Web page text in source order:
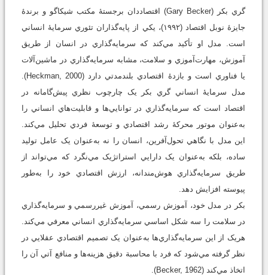
گري ‌بکر (Gary Becker) اقتصاددان برجستۀ مکتب شيکاگو و برندۀ
جايزۀ نوبل اقتصاد (۱۹۹۲)، يکي از پايه‌گذاران تئوري سرمايۀ انساني
است. مدل او تأکيد مي‌کند که سرمايه‌گذاري در انسان از طريق
آموزش، مهارت‌آموزي و سلامت، مشابه سرمايه‌گذاري در ماشين‌آلات
يا فناوري است و بازدۀ اقتصادي بلندمدتي دارد (Heckman, 2000).
مدل سرمايۀ انساني گري ‌بکر يک چارچوب نظري پيش‌گامانه در
اقتصاد است که سرمايه‌گذاري در توانايي‌ها و قابليت‌هاي انساني را
به‌عنوان موتور محرکۀ رشد اقتصادي و توسعۀ فردي تحليل مي‌کند.
اين مدل با نگاهي تحول‌آفرين، انسان را نه به‌عنوان يک عامل توليد
ساده، بلکه به‌عنوان يک دارايي استراتژيک مي‌نگرد که مي‌تواند از
طريق سرمايه‌گذاري هوش‌مندانه، ارزش اقتصادي خود را به‌طور
پيوسته افزايش دهد.
بکر در مدل خود، آموزش رسمي، آموزش غيررسمي و سرمايه‌گذاري
در سلامت را سه شکل اساسي سرمايه‌گذاري انساني معرفي مي‌کند.
هريک از اين سرمايه‌گذاري‌ها به‌عنوان يک تصميم اقتصادي عقلايي در
نظر گرفته مي‌شود که فرد با محاسبة دقيق هزينه‌ها و منافع آتي آن را
اتخاذ مي‌کند (Becker, 1962).